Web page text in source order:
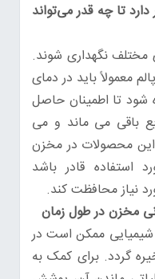
تا چه قدر می‌تواند
نگهداری شوند.
معمولاً باید در دمای
شود تا اطمینان حاصل
باقی می ماند و می
این محصولات در مخزن
استفاده قادر باشد
نیاز محافظت کند.
مخزن در طول زمان
ممکن است در
گردد. برای کمک به